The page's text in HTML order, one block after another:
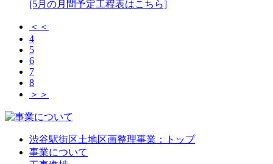
[5月の月間予定工程表はこちら]
＜＜
4
5
6
7
8
＞＞
渋谷駅街区土地区画整理事業：トップ
事業について